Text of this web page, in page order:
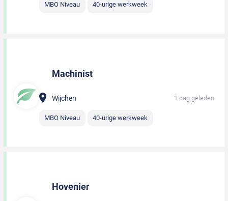
MBO Niveau 40-urige werkweek
Machinist
Wijchen 1 dag geleden
MBO Niveau 40-urige werkweek
Hovenier